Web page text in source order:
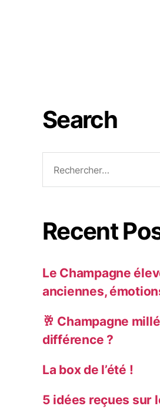
Search
Recent
Le Champagne
anciennes,
🥂 Champagne
différence ?
La box de l’été !
5 idées reçues sur